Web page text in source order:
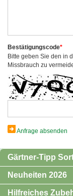
Bestätigungscode*
Bitte geben Sie den in
Missbrauch zu
Anfrage absenden
Gärtner-Tipp
Neuheiten 2026
Hilfreiches